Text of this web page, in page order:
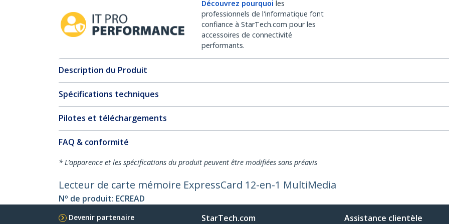
Découvrez pourquoi les
professionnels de l'informatique font
confiance à StarTech.com pour les
accessoires de connectivité
performants.
Description du Produit
Spécifications techniques
Pilotes et téléchargements
FAQ & conformité
* L’apparence et les spécifications du produit peuvent être modifiées sans préavis
Lecteur de carte mémoire ExpressCard 12-en-1 MultiMedia
Nº de produit: ECREAD
Devenir partenaire
StarTech.com Assistance clientèle